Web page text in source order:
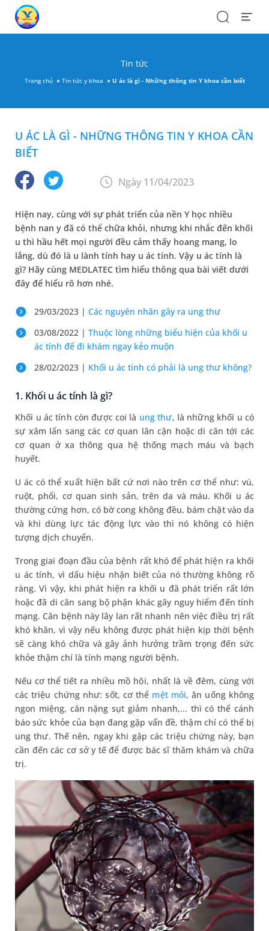
SearchOpen
Tin tức
Trang chủ Tin tức y khoa U ác là gì - Những thông tin Y khoa cần biết
U ÁC LÀ GÌ - NHỮNG THÔNG TIN Y KHOA CẦN
BIẾT
Ngày 11/04/2023
Hiện nay, cùng với sự phát triển của nền Y học nhiều
bệnh nan y đã có thể chữa khỏi, nhưng khi nhắc đến khối
u thì hầu hết mọi người đều cảm thấy hoang mang, lo
lắng, dù đó là u lành tính hay u ác tính. Vậy u ác tính là
gì? Hãy cùng MEDLATEC tìm hiểu thông qua bài viết dưới
đây để hiểu rõ hơn nhé.
29/03/2023 | Các nguyên nhân gây ra ung thư
03/08/2022 | Thuộc lòng những biểu hiện của khối u
ác tính để đi khám ngay kẻo muộn
28/02/2023 | Khối u ác tính có phải là ung thư không?
1. Khối u ác tính là gì?
Khối u ác tính còn được coi là ung thư, là những khối u có
sự xâm lấn sang các cơ quan lân cận hoặc di căn tới các
cơ quan ở xa thông qua hệ thống mạch máu và bạch
huyết.
U ác có thể xuất hiện bất cứ nơi nào trên cơ thể như: vú,
ruột, phổi, cơ quan sinh sản, trên da và máu. Khối u ác
thường cứng hơn, có bờ cong không đều, bám chặt vào da
và khi dùng lực tác động lực vào thì nó không có hiện
tượng dịch chuyển.
Trong giai đoạn đầu của bệnh rất khó để phát hiện ra khối
u ác tính, vì dấu hiệu nhận biết của nó thường không rõ
ràng. Vì vậy, khi phát hiện ra khối u đã phát triển rất lớn
hoặc đã di căn sang bộ phận khác gây nguy hiểm đến tính
mạng. Căn bệnh này lây lan rất nhanh nên việc điều trị rất
khó khăn, vì vậy nếu không được phát hiện kịp thời bệnh
sẽ càng khó chữa và gây ảnh hưởng trầm trọng đến sức
khỏe thậm chí là tính mạng người bệnh.
Nếu cơ thể tiết ra nhiều mồ hôi, nhất là về đêm, cùng với
các triệu chứng như: sốt, cơ thể mệt mỏi, ăn uống không
ngon miệng, cân nặng sụt giảm nhanh,... thì có thể cánh
báo sức khỏe của bạn đang gặp vấn đề, thậm chí có thể bị
ung thư. Thế nên, ngay khi gặp các triệu chứng này, bạn
cần đến các cơ sở y tế để được bác sĩ thăm khám và chữa
trị.